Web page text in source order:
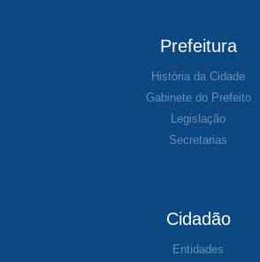
Prefeitura
História da Cidade
Gabinete do Prefeito
Legislação
Secretarias
Cidadão
Entidades